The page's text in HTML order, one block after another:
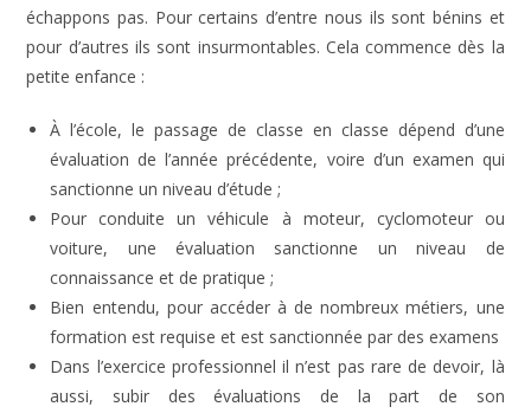
échappons pas. Pour certains d’entre nous ils sont bénins et
pour d’autres ils sont insurmontables. Cela commence dès la
petite enfance :
À l’école, le passage de classe en classe dépend d’une
évaluation de l’année précédente, voire d’un examen qui
sanctionne un niveau d’étude ;
Pour conduite un véhicule à moteur, cyclomoteur ou
voiture, une évaluation sanctionne un niveau de
connaissance et de pratique ;
Bien entendu, pour accéder à de nombreux métiers, une
formation est requise et est sanctionnée par des examens
Dans l’exercice professionnel il n’est pas rare de devoir, là
aussi, subir des évaluations de la part de son